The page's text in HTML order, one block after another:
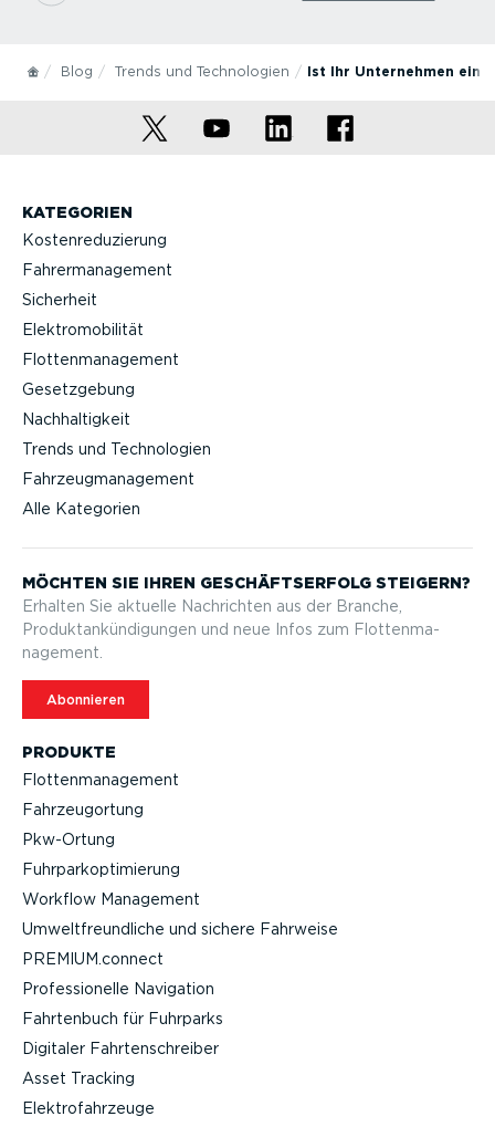
Blog Trends und Technologien Ist Ihr Unternehmen ein
KATEGORIEN
Kostenreduzierung
Fahrermanagement
Sicherheit
Elektromobilität
Flottenmanagement
Gesetzgebung
Nachhaltigkeit
Trends und Technologien
Fahrzeugmanagement
Alle Kategorien
PRODUKTE
Flotten­ma­nagement
Fahrzeu­g­ortung
Pkw-Ortung
Fuhrpar­k­op­ti­mierung
Workflow Management
Umwelt­freund­liche und sichere Fahrweise
PREMIUM.connect
Profes­sio­nelle Navigation
Fahrtenbuch für Fuhrparks
Digitaler Fahrten­schreiber
Asset Tracking
Elektro­fahr­zeuge
MÖCHTEN SIE IHREN GESCHÄFTS­ERFOLG STEIGERN?
Erhalten Sie aktuelle Nachrichten aus der Branche,
Produktan­kün­di­gungen und neue Infos zum Flotten­ma­
nagement.
Abonnieren